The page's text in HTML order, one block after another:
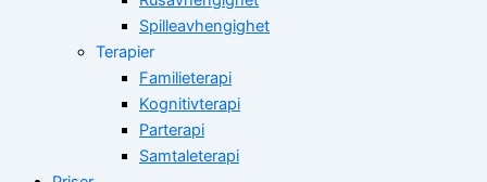
Spilleavhengighet
Terapier
Familieterapi
Kognitivterapi
Parterapi
Samtaleterapi